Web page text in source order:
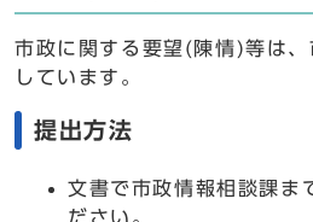
市政に関する要望(陳情)等は
しています。
提出方法
文書で市政情報相談課ま
ださい。